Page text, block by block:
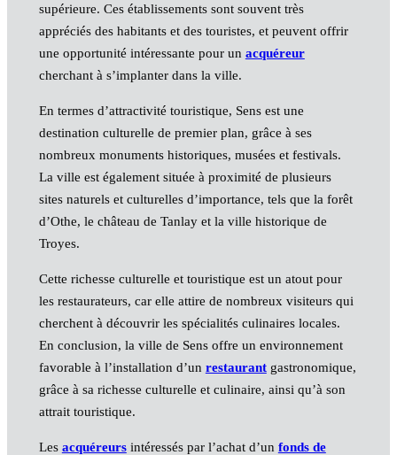
supérieure. Ces établissements sont souvent très
appréciés des habitants et des touristes, et peuvent offrir
une opportunité intéressante pour un acquéreur
cherchant à s’implanter dans la ville.
En termes d’attractivité touristique, Sens est une
destination culturelle de premier plan, grâce à ses
nombreux monuments historiques, musées et festivals.
La ville est également située à proximité de plusieurs
sites naturels et culturelles d’importance, tels que la forêt
d’Othe, le château de Tanlay et la ville historique de
Troyes.
Cette richesse culturelle et touristique est un atout pour
les restaurateurs, car elle attire de nombreux visiteurs qui
cherchent à découvrir les spécialités culinaires locales.
En conclusion, la ville de Sens offre un environnement
favorable à l’installation d’un restaurantgastronomique,
grâce à sa richesse culturelle et culinaire, ainsi qu’à son
attrait touristique.
Les acquéreursintéressés par l’achat d’un fonds de